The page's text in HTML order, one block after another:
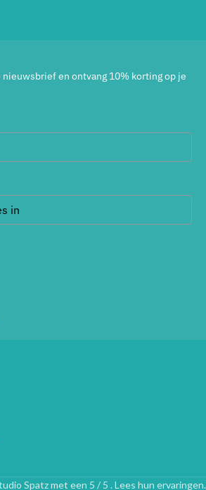
en ontvang 10% korting op je
Spatz met een 5 / 5 . Lees hun ervaringen.